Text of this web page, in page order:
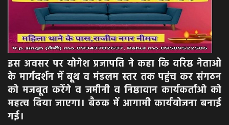
इस अवसर पर योगेश प्रजापति ने कहा कि वरिष्ठ नेताओ
के मार्गदर्शन में बूथ व मंडलम स्तर तक पहुंच कर संगठन
को मजबूत करेंगे व जमीनी व निष्ठावान कार्यकर्ताओ को
महत्व दिया जाएगा। बैठक में आगामी कार्ययोजना बनाई
गई।